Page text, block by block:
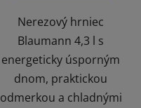
Nerezový hrniec
Blaumann 4,3 l s
energeticky úsporným
dnom, praktickou
odmerkou a chladnými